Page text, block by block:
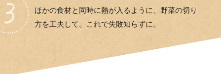
ほかの食材と同時に熱が入るように、野菜の切り
方を工夫して。これで失敗知らずに。